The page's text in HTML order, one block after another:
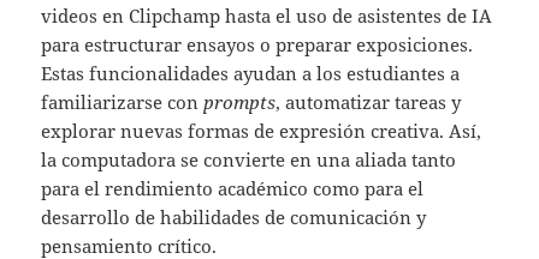
videos en Clipchamp hasta el uso de asistentes de IA
para estructurar ensayos o preparar exposiciones.
Estas funcionalidades ayudan a los estudiantes a
familiarizarse con prompts, automatizar tareas y
explorar nuevas formas de expresión creativa. Así,
la computadora se convierte en una aliada tanto
para el rendimiento académico como para el
desarrollo de habilidades de comunicación y
pensamiento crítico.